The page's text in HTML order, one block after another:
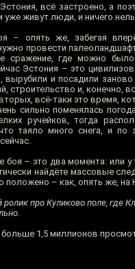
всё застроено, а
уже живут люди, и ничего
– опять же, забегая
провести
сражение, где можно
Эстония – это
и посадили
строительство и, конечно,
всё-таки это время,
сильно поменялась
ручейков, тогда
таяло много снега, и по
– это два момента: или
найдёте массовые
положено – как, опять же,
про Куликово поле, где
1,5 миллионов